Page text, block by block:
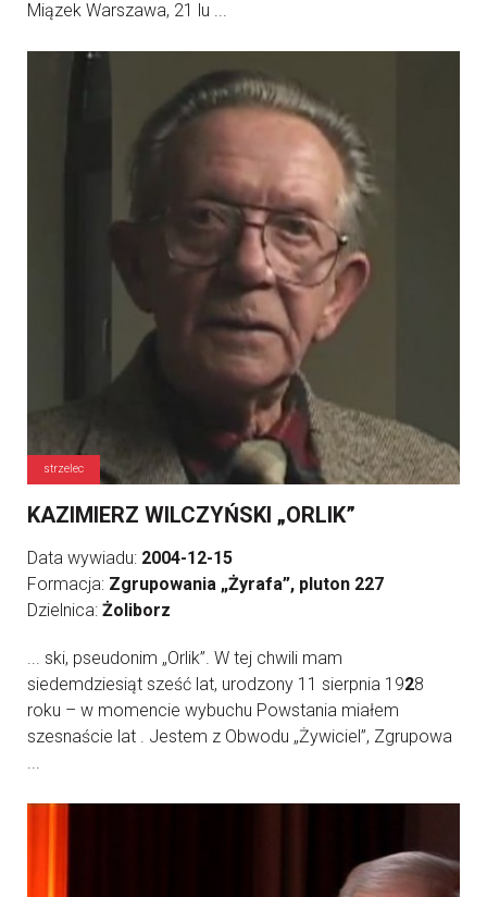
Miązek Warszawa, 21 lu ...
strzelec
KAZIMIERZ WILCZYŃSKI „ORLIK”
Data wywiadu: 2004-12-15
Formacja: Zgrupowania „Żyrafa”, pluton 227
Dzielnica: Żoliborz
... ski, pseudonim „Orlik”. W tej chwili mam
siedemdziesiąt sześć lat, urodzony 11 sierpnia 1928
roku – w momencie wybuchu Powstania miałem
szesnaście lat . Jestem z Obwodu „Żywiciel”, Zgrupowa
...